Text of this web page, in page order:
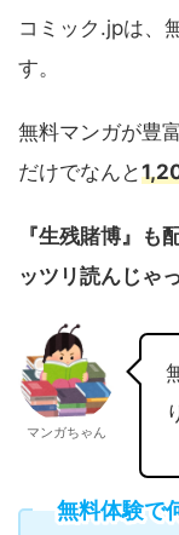
コミック.jpは、
す。
無料マンガが豊
だけでなんと
『生残賭博』も
ッツリ読んじゃ
マンガちゃん
無料体験で